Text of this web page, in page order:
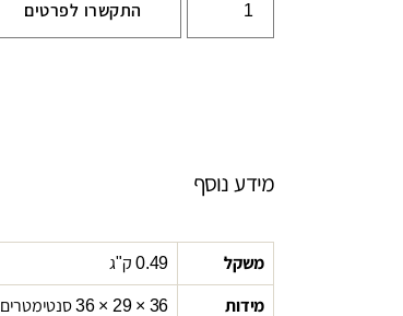
התקשרו לפרטים
מידע נוסף
משקל 0.49 ק"ג
מידות 36 × 29 × 36 סנטימטרים